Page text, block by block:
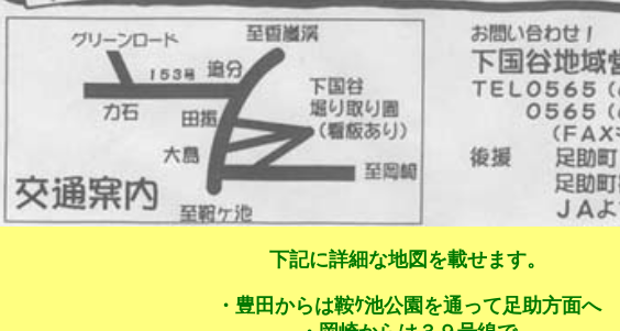
下記に詳細な地図を載せます。
・豊田からは鞍ｹ池公園を通って足助方面へ